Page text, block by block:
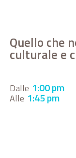
Quello che
culturale e
Dalle 1:00 pm
Alle 1:45 pm